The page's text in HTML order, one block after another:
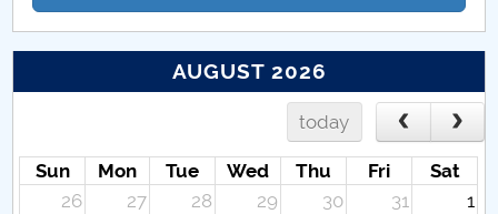
AUGUST 2026
today
Sun Mon Tue Wed Thu Fri
Sat
26
27 28 29 30 31 1